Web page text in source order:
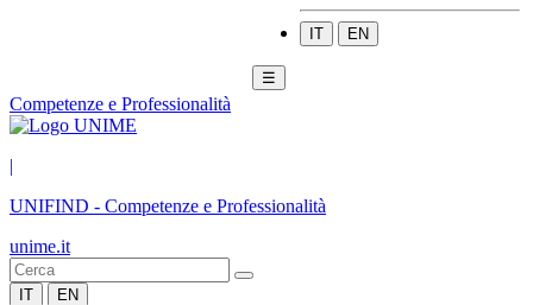
IT EN
☰
Competenze e Professionalità
|
UNIFIND - Competenze e Professionalità
unime.it
IT EN